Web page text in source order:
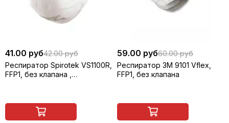
41.00 руб42.00 руб
Респиратор Spirotek VS1100R,
FFP1, без клапана ,
59.00 руб60.00 руб
Респиратор 3M 9101 Vflex,
FFP1, без клапана